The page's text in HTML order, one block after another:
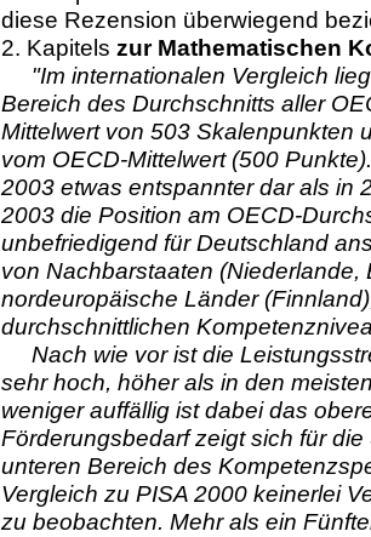
diese Rezension überwiegend
2. Kapitels zur Mathematischen
"Im internationalen Vergleich
Bereich des Durchschnitts aller
Mittelwert von 503 Skalenpunkten
vom OECD-Mittelwert (500
2003 etwas entspannter dar als in
2003 die Position am OECD-
unbefriedigend für Deutschland
von Nachbarstaaten
nordeuropäische Länder
durchschnittlichen
Nach wie vor ist die
sehr hoch, höher als in den
weniger auffällig ist dabei das
Förderungsbedarf zeigt sich für
unteren Bereich des
Vergleich zu PISA 2000 keinerlei
zu beobachten. Mehr als ein